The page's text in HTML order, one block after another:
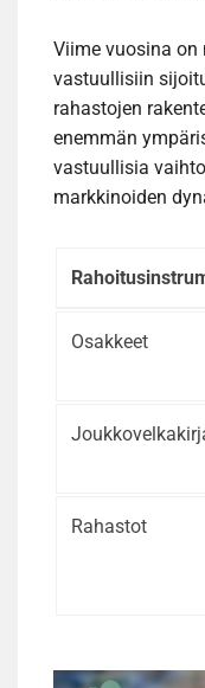
Viime vuosina
vastuullisiin
rahastojen
enemmän
vastuullisia
markkinoiden
Osakkeet
Rahastot